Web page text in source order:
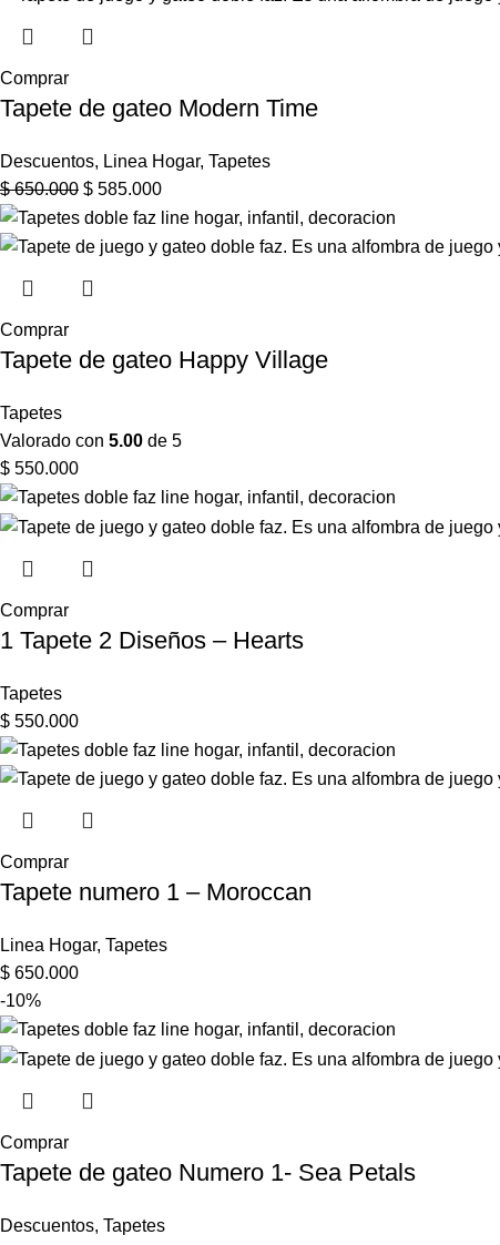
Comprar
Tapete de gateo Modern Time
Descuentos, Linea Hogar, Tapetes
$650.000 $ 585.000
Comprar
Tapete de gateo Happy Village
Tapetes
Valorado con 5.00 de 5
$ 550.000
Comprar
1 Tapete 2 Diseños – Hearts
Tapetes
$ 550.000
Comprar
Tapete numero 1 – Moroccan
Linea Hogar, Tapetes
$ 650.000
-10%
Comprar
Tapete de gateo Numero 1- Sea Petals
Descuentos, Tapetes